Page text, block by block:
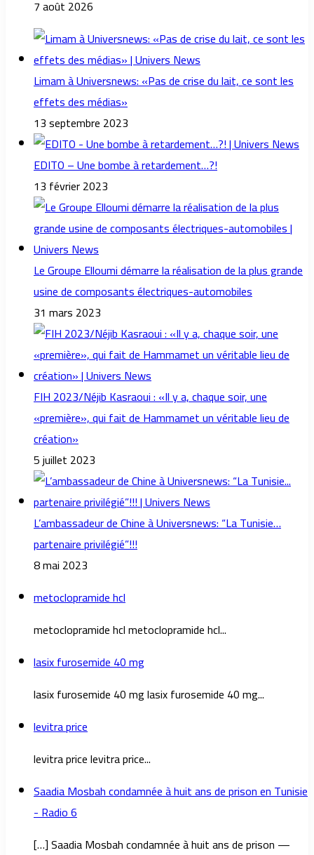
7 août 2026
Limam à Universnews: «Pas de crise du lait, ce sont les
effets des médias»
13 septembre 2023
EDITO – Une bombe à retardement…?!
13 février 2023
Le Groupe Elloumi démarre la réalisation de la plus grande
usine de composants électriques-automobiles
31 mars 2023
FIH 2023/Néjib Kasraoui : «Il y a, chaque soir, une
«première», qui fait de Hammamet un véritable lieu de
création»
5 juillet 2023
L’ambassadeur de Chine à Universnews: “La Tunisie…
partenaire privilégié”!!!
8 mai 2023
metoclopramide hcl
metoclopramide hcl metoclopramide hcl...
lasix furosemide 40 mg
lasix furosemide 40 mg lasix furosemide 40 mg...
levitra price
levitra price levitra price...
Saadia Mosbah condamnée à huit ans de prison en Tunisie
- Radio 6
[…] Saadia Mosbah condamnée à huit ans de prison —